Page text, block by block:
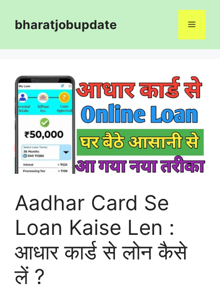
contentbharatjobupdate Menu
Aadhar Card Se
Loan Kaise Len :
आधार कार्ड से लोन कैसे
लें ?